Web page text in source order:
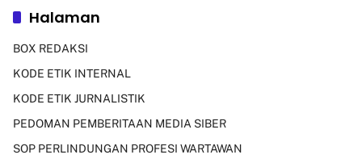
Halaman
BOX REDAKSI
KODE ETIK INTERNAL
KODE ETIK JURNALISTIK
PEDOMAN PEMBERITAAN MEDIA SIBER
SOP PERLINDUNGAN PROFESI WARTAWAN